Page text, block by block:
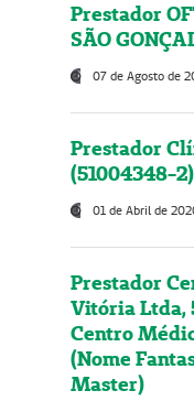
Prestador
SÃO
07 de Agosto de
Prestador
(51004348-2)
01 de Abril de
Prestador
Vitória Ltda,
Centro
(Nome
Master)